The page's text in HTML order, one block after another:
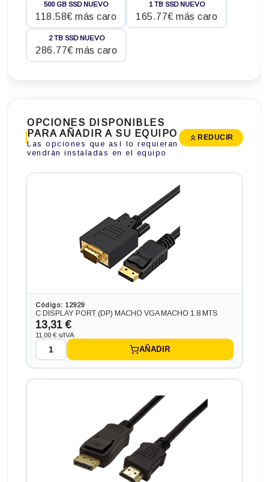
500 GB SSD NUEVO
118.58€ más caro
1 TB SSD NUEVO
165.77€ más caro
2 TB SSD NUEVO
286.77€ más caro
OPCIONES DISPONIBLES
PARA AÑADIR A SU EQUIPO
Las opciones que así lo requieran
vendrán instaladas en el equipo
REDUCIR
Código: 12929
C DISPLAY PORT (DP) MACHO VGA MACHO 1.8 MTS
13,31 €
11,00 € s/IVA
AÑADIR